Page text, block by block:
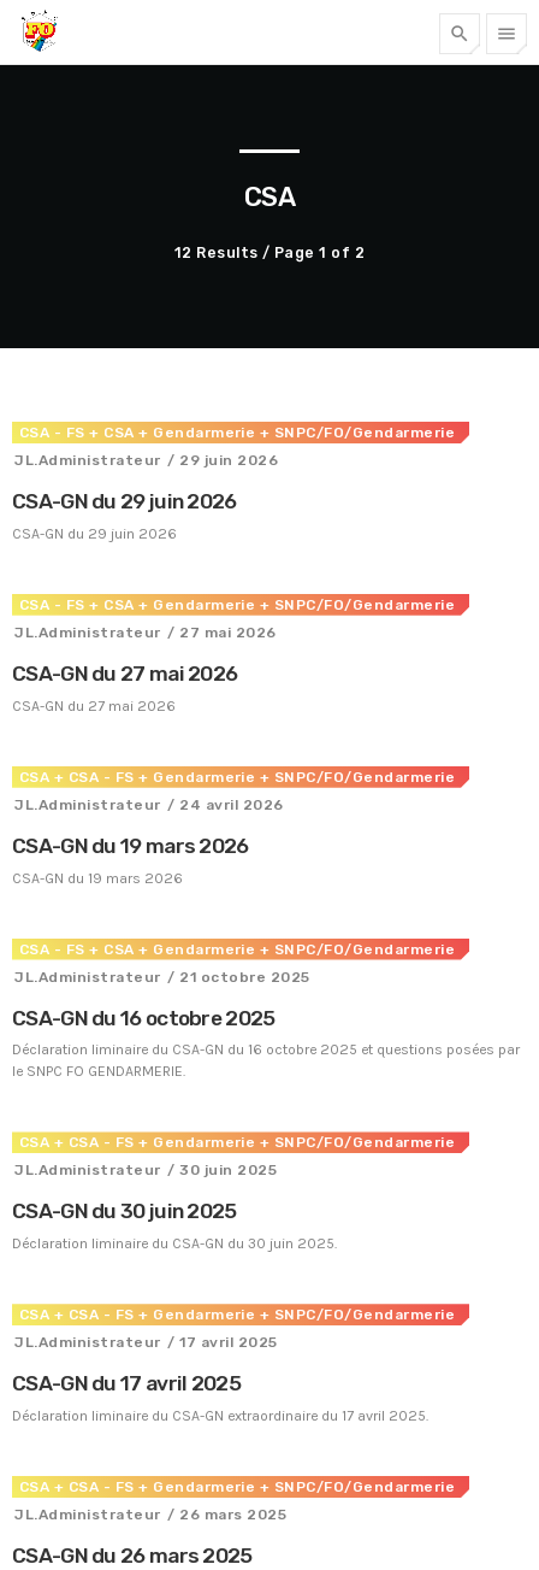
search menu
Accéder
Tous nos journaux
Derniers articles
Fiche technique : Nouvelles procédures médicales
4 août 2026
9 juillet 2026
Communiqué FORTES CHALEURS
29 juin 2026
CSA
12 Results / Page 1 of 2
CSA - FS + CSA + Gendarmerie + SNPC/FO/Gendarmerie
JL.Administrateur / 29 juin 2026
CSA-GN du 29 juin 2026
CSA-GN du 29 juin 2026
CSA - FS + CSA + Gendarmerie + SNPC/FO/Gendarmerie
JL.Administrateur / 27 mai 2026
CSA-GN du 27 mai 2026
CSA-GN du 27 mai 2026
CSA + CSA - FS + Gendarmerie + SNPC/FO/Gendarmerie
JL.Administrateur / 24 avril 2026
CSA-GN du 19 mars 2026
CSA-GN du 19 mars 2026
CSA - FS + CSA + Gendarmerie + SNPC/FO/Gendarmerie
JL.Administrateur / 21 octobre 2025
CSA-GN du 16 octobre 2025
Déclaration liminaire du CSA-GN du 16 octobre 2025 et questions posées par
le SNPC FO GENDARMERIE.
CSA + CSA - FS + Gendarmerie + SNPC/FO/Gendarmerie
JL.Administrateur / 30 juin 2025
CSA-GN du 30 juin 2025
Déclaration liminaire du CSA-GN du 30 juin 2025.
CSA + CSA - FS + Gendarmerie + SNPC/FO/Gendarmerie
JL.Administrateur / 17 avril 2025
CSA-GN du 17 avril 2025
Déclaration liminaire du CSA-GN extraordinaire du 17 avril 2025.
CSA + CSA - FS + Gendarmerie + SNPC/FO/Gendarmerie
JL.Administrateur / 26 mars 2025
CSA-GN du 26 mars 2025